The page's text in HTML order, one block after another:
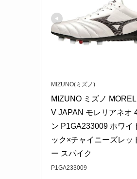
MIZUNO(ミズノ)
MIZUNO ミズノ
V JAPAN モレリアネオ
ン P1GA233009 ホワイ
ック×チャイニーズレッ
ー スパイク
P1GA233009